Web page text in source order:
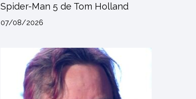
Spider-Man 5 de Tom Holland
07/08/2026